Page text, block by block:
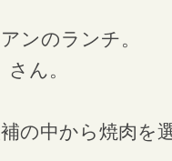
ンのランチ。
ん。
の中から焼肉を